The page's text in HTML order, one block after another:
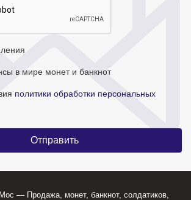
в мире монет и банкнот
политики обработки персональных
— Продажа, монет, банкнот, солдатиков,